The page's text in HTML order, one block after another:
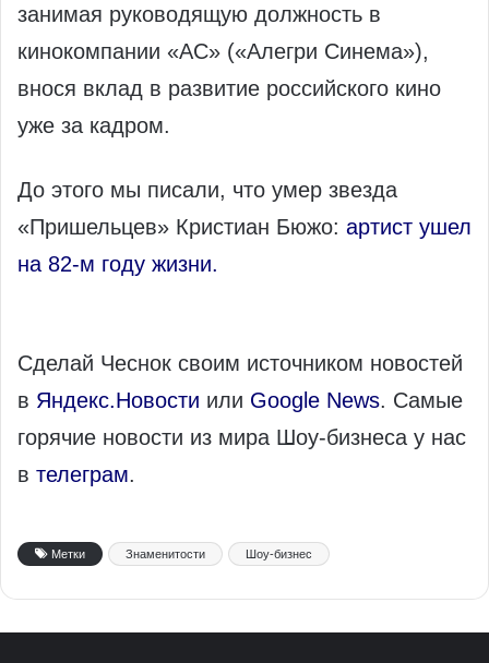
занимая руководящую должность в
кинокомпании «АС» («Алегри Синема»),
внося вклад в развитие российского кино
уже за кадром.
До этого мы писали, что умер звезда
«Пришельцев» Кристиан Бюжо: артист ушел
на 82-м году жизни.
Сделай Чеснок своим источником новостей
в Яндекс.Новости или Google News. Самые
горячие новости из мира Шоу-бизнеса у нас
в телеграм.
Метки Знаменитости Шоу-бизнес